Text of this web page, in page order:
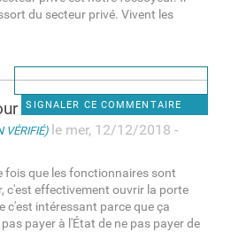
du secteur privé. Vivent les
SIGNALER CE COMMENTAIRE
une fois
VÉRIFIÉ)le mer, 12/12/2018 -
fois que les fonctionnaires sont
c'est effectivement ouvrir la porte
c'est intéressant parce que ça
payer à l'État de ne pas payer de